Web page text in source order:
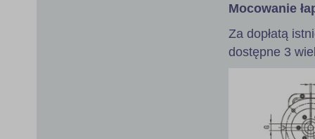
Mocowanie
Za dopłatą
dostępne 3